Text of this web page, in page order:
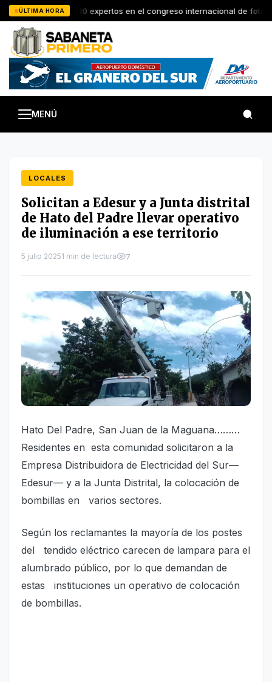
Saltar
al
contenido
ÚLTIMA HORA
RD reunirá a 30 expertos en el congreso internacional de
MENÚ
LOCALES
Solicitan a Edesur y a Junta distrital
de Hato del Padre llevar operativo
de iluminación a ese territorio
5 julio 20251 min de lectura 7
Hato Del Padre, San Juan de la Maguana………
Residentes en esta comunidad solicitaron a la
Empresa Distribuidora de Electricidad del Sur—
Edesur— y a la Junta Distrital, la colocación de
bombillas en varios sectores.
Según los reclamantes la mayoría de los postes
del tendido eléctrico carecen de lampara para el
alumbrado público, por lo que demandan de
estas instituciones un operativo de colocación
de bombillas.